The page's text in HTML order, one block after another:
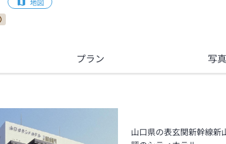
地図
プラン 写真
山口県の表玄関新幹線新